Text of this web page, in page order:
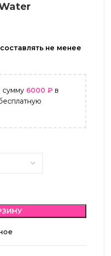
не менее
сумму 6000 ₽ в